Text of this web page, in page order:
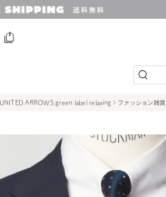
UNITED ARROWS green label relaxing ファッション雑貨